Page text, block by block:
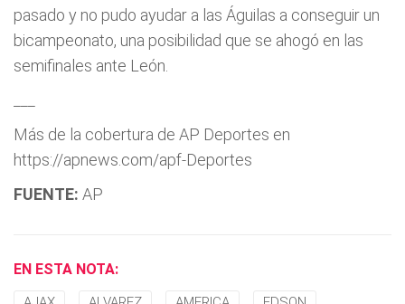
pasado y no pudo ayudar a las Águilas a conseguir un
bicampeonato, una posibilidad que se ahogó en las
semifinales ante León.
Más de la cobertura de AP Deportes en
https://apnews.com/apf-Deportes
FUENTE: AP
EN ESTA NOTA: